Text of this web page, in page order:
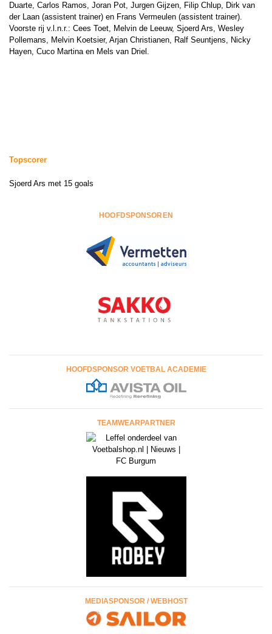
Duarte, Carlos Ramos, Joran Pot, Jurgen Gijzen, Filip Chlup, Dirk van
der Laan (assistent trainer) en Frans Vermeulen (assistent trainer).
Voorste rij v.l.n.r.: Cees Toet, Melvin de Leeuw, Sjoerd Ars, Wesley
Pollemans, Melvin Koetsier, Arjan Christianen, Ralf Seuntjens, Nicky
Hayen, Cuco Martina en Mels van Driel.
Topscorer
Sjoerd Ars met 15 goals
HOOFDSPONSOREN
HOOFDSPONSOR VOETBAL ACADEMIE
TEAMWEARPARTNER
MEDIASPONSOR / WEBHOST